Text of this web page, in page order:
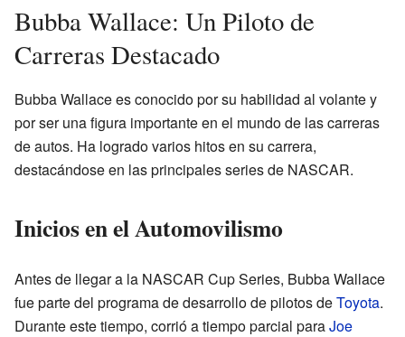
Bubba Wallace: Un Piloto de
Carreras Destacado
Bubba Wallace es conocido por su habilidad al volante y
por ser una figura importante en el mundo de las carreras
de autos. Ha logrado varios hitos en su carrera,
destacándose en las principales series de NASCAR.
Inicios en el Automovilismo
Antes de llegar a la NASCAR Cup Series, Bubba Wallace
fue parte del programa de desarrollo de pilotos deToyota.
Durante este tiempo, corrió a tiempo parcial paraJoe